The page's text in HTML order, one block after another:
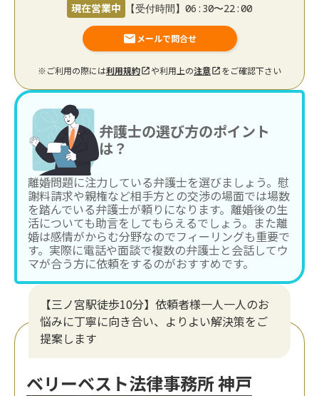
現在営業中 【受付時間】06:30〜22:00
メールで問合せ
※ご利用の際には利用規約 や利用上の注意 をご確認下さい
弁護士の選び方のポイント
は？
離婚問題に注力している弁護士を選びましょう。慰
謝料請求や親権など相手方との交渉の場面では場数
を踏んでいる弁護士が頼りになります。離婚後の生
活についても助言をしてもらえるでしょう。また離
婚は感情がからむ分野なのでフィーリングも重要で
す。実際に電話や面談で複数の弁護士と会話してウ
マが合う方に依頼をするのがおすすめです。
【三ノ宮駅徒歩10分】依頼者様一人一人のお
悩みに丁寧に向き合い、よりよい解決策をご
提案します
ベリーベスト法律事務所 神戸